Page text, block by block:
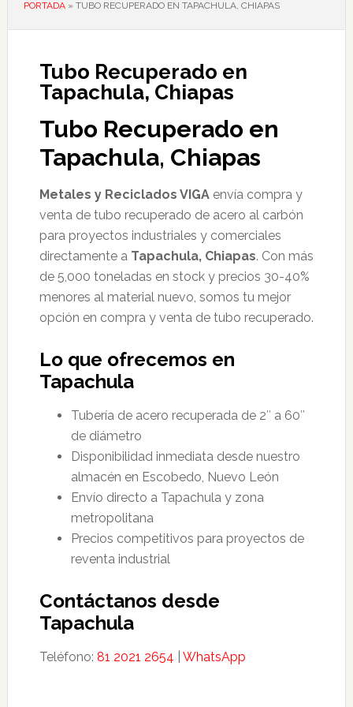
PORTADA» TUBO RECUPERADO EN TAPACHULA, CHIAPAS
Tubo Recuperado en
Tapachula, Chiapas
Tubo Recuperado en
Tapachula, Chiapas
Metales y Reciclados VIGAenvía compra y
venta de tubo recuperado de acero al carbón
para proyectos industriales y comerciales
directamente a Tapachula, Chiapas. Con más
de 5,000 toneladas en stock y precios 30-40%
menores al material nuevo, somos tu mejor
opción en compra y venta de tubo recuperado.
Lo que ofrecemos en
Tapachula
Tubería de acero recuperada de 2″ a 60″
de diámetro
Disponibilidad inmediata desde nuestro
almacén en Escobedo, Nuevo León
Envío directo a Tapachula y zona
metropolitana
Precios competitivos para proyectos de
reventa industrial
Contáctanos desde
Tapachula
Teléfono: 81 2021 2654 WhatsApp